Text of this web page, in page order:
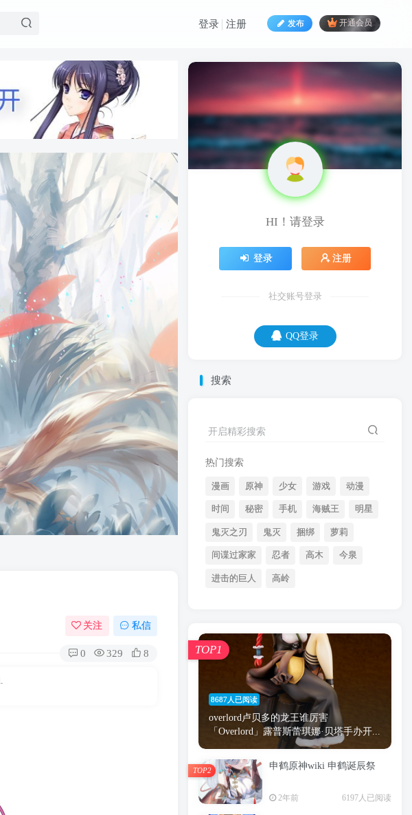
发布 开通会员
登录 注册
关注 私信
0 329 8
HI！请登录
登录 注册
社交账号登录
QQ登录
搜索
开启精彩搜索
热门搜索
漫画 原神 少女 游戏 动漫
时间 秘密 手机 海贼王 明星
鬼灭之刃 鬼灭 捆绑 萝莉
间谍过家家 忍者 高木 今泉
进击的巨人 高岭
8687人已阅读
overlord卢贝多的龙王谁厉害
「Overlord」露普斯蕾琪娜·贝塔手办开...
TOP1
申鹤原神wiki 申鹤诞辰祭
2年前 6197人已阅读
TOP2
HI！请登录
登录 注册
社交账号登录
QQ登录
年轻的时候，一定得努力搬砖，毕竟老了
时间 秘密 手机 海贼王
鬼灭 捆绑 萝莉
间谍过家家 忍者 高木
进击的巨人 高岭
TOP1